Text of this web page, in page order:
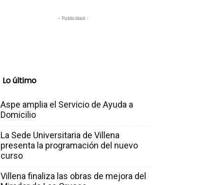
- Publicidad -
Lo último
Aspe amplia el Servicio de Ayuda a
Domicilio
La Sede Universitaria de Villena
presenta la programación del nuevo
curso
Villena finaliza las obras de mejora del